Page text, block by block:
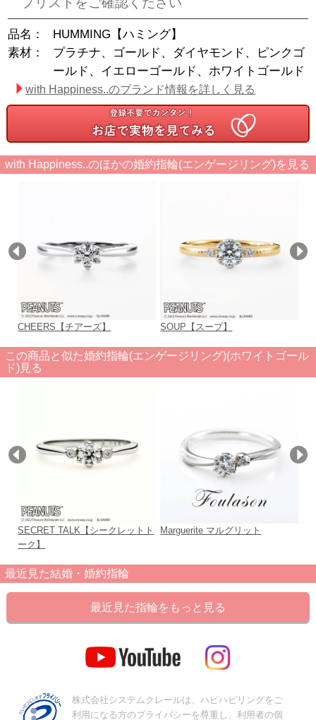
品名：
HUMMING【ハミング】
素材：
プラチナ、ゴールド、ダイヤモンド、ピンクゴ
ールド、イエローゴールド、ホワイトゴールド
with Happiness..のブランド情報を詳しく見る
with Happiness..のほかの婚約指輪(エンゲージリング)を見る
CHEERS【チアーズ】 SOUP【スープ】
この商品と似た婚約指輪(エンゲージリング)(ホワイトゴール
ド)見る
SECRET TALK【シークレットト
ーク】
Marguerite マルグリット
最近見た結婚・婚約指輪
最近見た指輪をもっと見る
株式会社システムクレールは、ハピハピリングをご
利用になる方のプライバシーを尊重し、利用者の個